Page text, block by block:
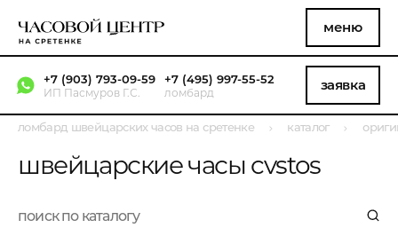
меню
+7 (903) 793-09-59
ИП Пасмуров Г.С.
+7 (495) 997-55-52
ломбард заявка
ломбард швейцарских часов на сретенке каталог
швейцарские часы cvstos